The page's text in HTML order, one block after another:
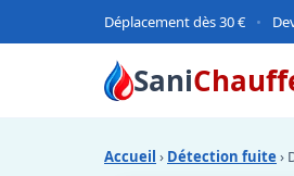
Déplacement dès 30 € •
Sani
Accueil › Détection fuite ›